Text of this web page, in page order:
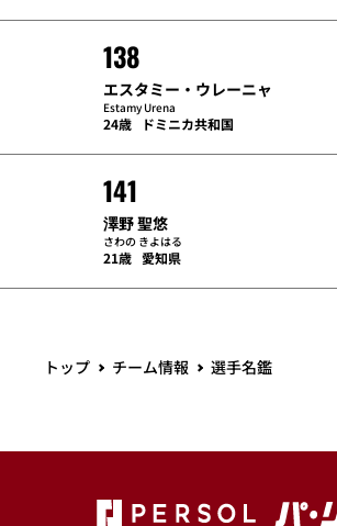
138
エスタミー・ウレーニャ
Estamy Urena
24歳 ドミニカ共和国
141
澤野 聖悠
さわの きよはる
21歳 愛知県
トップ チーム情報 選手名鑑